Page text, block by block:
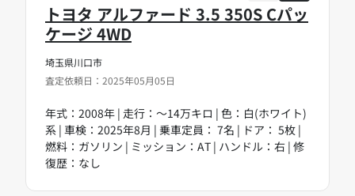
埼玉県川口市
査定依頼日：2025年05月05日
トヨタ アルファード 3.5 350S Cパッ
ケージ 4WD
年式：2008年 | 走行：～14万キロ | 色：白(ホワイト)
系 | 車検：2025年8月 | 乗車定員： 7名 | ドア： 5枚 |
燃料：ガソリン | ミッション：AT | ハンドル：右 | 修
復歴：なし